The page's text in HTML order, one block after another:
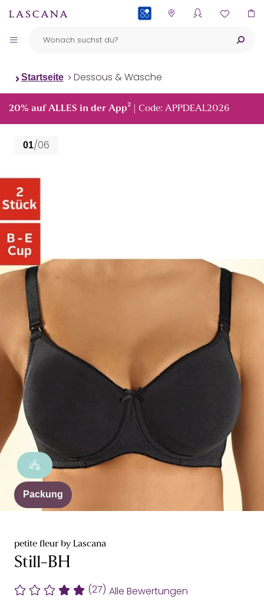
Startseite Dessous & Wäsche
20% auf ALLES in der App² | Code: APPDEAL2026
01/06
Packung
petite fleur by Lascana
Still-BH
(27) Alle Bewertungen